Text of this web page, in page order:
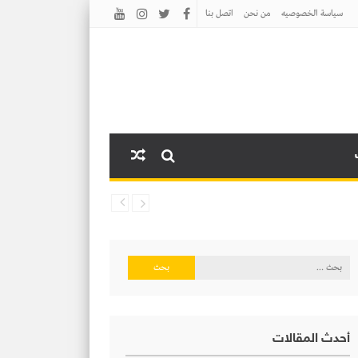
سياسة الخصوصيه من نحن اتصل بنا
البحث
أحدث المقالات